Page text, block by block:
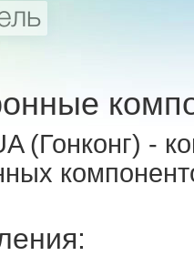
(Гонконг) -